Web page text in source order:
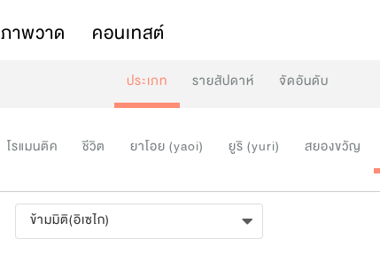
ภาพวาด คอนเทสต์
ประเภท รายสัปดาห์ จัดอันดับ
โรแมนติค ชีวิต ยาโอย (yaoi) ยูริ (yuri) สยองขวัญ
ข้ามมิติ(อิเซไก)